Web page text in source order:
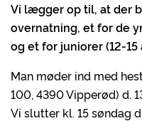
Vi lægger op til, at der
overnatning, et for de
og et for juniorer (12-
Man møder ind med
100, 4390 Vipperød) d.
Vi slutter kl. 15 søndag